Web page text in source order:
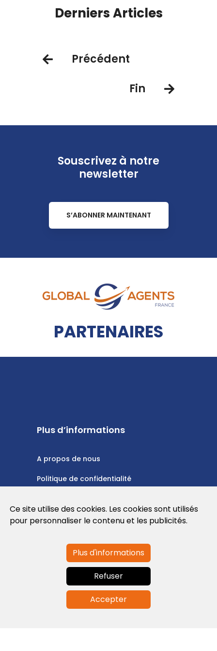
Derniers Articles
Précédent
Fin
Souscrivez à notre
newsletter
S’ABONNER MAINTENANT
PARTENAIRES
Plus d’informations
A propos de nous
Politique de confidentialité
Conditions d'utilisation
Contactez-nous
info@globalagents.net
Ce site utilise des cookies. Les cookies sont utilisés
pour personnaliser le contenu et les publicités.
Plus d'informations
Refuser
Accepter